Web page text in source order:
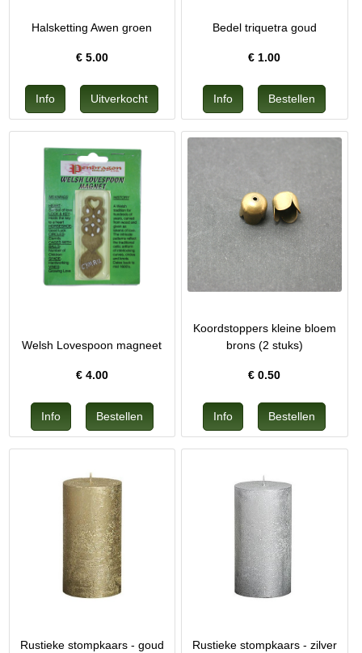
Halsketting Awen groen
€ 5.00
Bedel triquetra goud
€1.00
Welsh Lovespoon magneet
€ 4.00
Koordstoppers kleine bloem
brons (2 stuks)
€0.50
Rustieke stompkaars - goud Rustieke stompkaars - zilver